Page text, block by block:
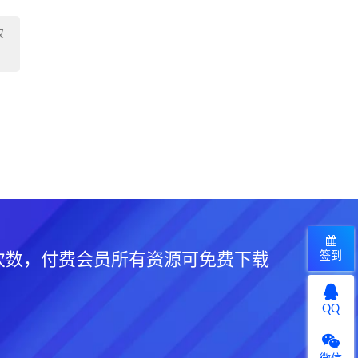
，付费会员所有资源可免费下载 签到
QQ